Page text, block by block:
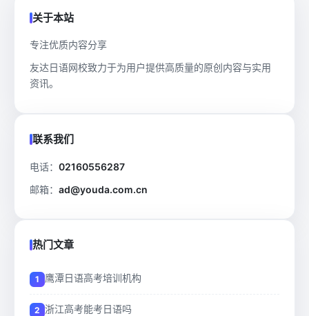
关于本站
专注优质内容分享
友达日语网校致力于为用户提供高质量的原创内容与实用
资讯。
联系我们
电话： 02160556287
邮箱： ad@youda.com.cn
热门文章
鹰潭日语高考培训机构
浙江高考能考日语吗